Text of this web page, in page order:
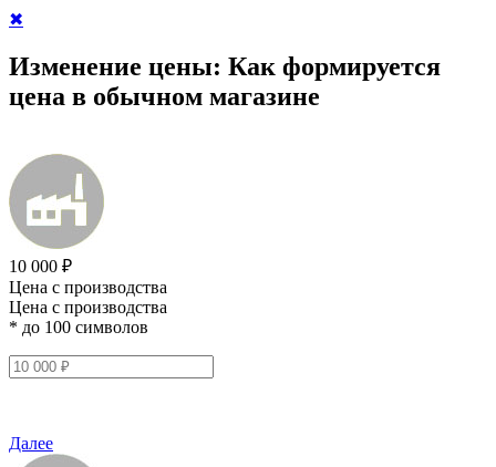
✖
Изменение цены: Как формируется
цена в обычном магазине
10 000 ₽
Цена с производства
Цена с производства
* до 100 символов
Далее